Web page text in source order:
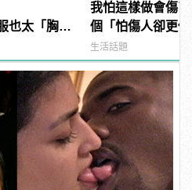
也太「胸」
型男
我怕這樣做會傷
個「怕傷人卻更
manfashion這樣
生活話題